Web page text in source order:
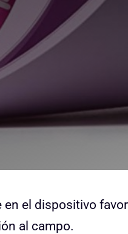
el dispositivo
al campo.